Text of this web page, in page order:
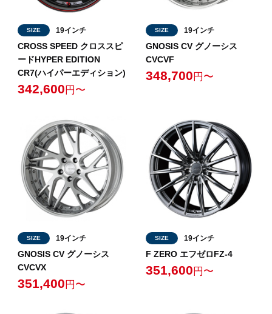
SIZE 19インチ
CROSS SPEED クロススピ
ードHYPER EDITION
CR7(ハイパーエディション)
342,600 円〜
SIZE 19インチ
GNOSIS CV グノーシス
CVCVF
348,700 円〜
SIZE 19インチ
GNOSIS CV グノーシス
CVCVX
351,400 円〜
SIZE 19インチ
F ZERO エフゼロFZ-4
351,600 円〜